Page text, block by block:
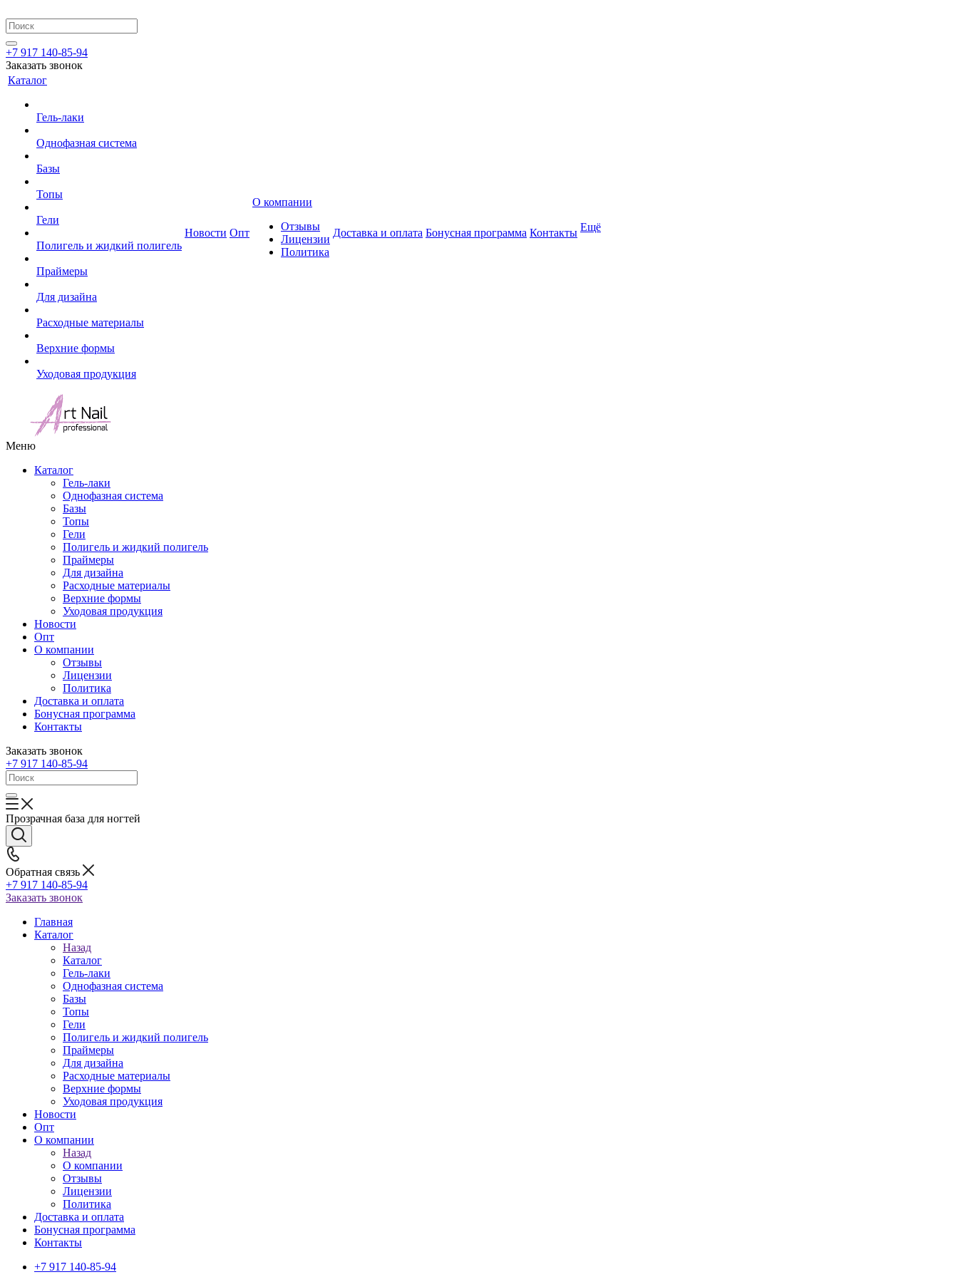
+7 917 140-85-94
Заказать звонок
Каталог
Гель-лаки
Однофазная система
Базы
Топы
Гели
Полигель и жидкий полигель
Праймеры
Для дизайна
Расходные материалы
Верхние формы
Уходовая продукция
Новости Опт
О компании
Отзывы
Лицензии
Политика
Доставка и оплата Бонусная программа Контакты Ещё
Меню
Каталог
Гель-лаки
Однофазная система
Базы
Топы
Гели
Полигель и жидкий полигель
Праймеры
Для дизайна
Расходные материалы
Верхние формы
Уходовая продукция
Новости
Опт
О компании
Отзывы
Лицензии
Политика
Доставка и оплата
Бонусная программа
Контакты
Заказать звонок
+7 917 140-85-94
Прозрачная база для ногтей
Обратная связь
+7 917 140-85-94
Заказать звонок
Главная
Каталог
Назад
Каталог
Гель-лаки
Однофазная система
Базы
Топы
Гели
Полигель и жидкий полигель
Праймеры
Для дизайна
Расходные материалы
Верхние формы
Уходовая продукция
Новости
Опт
О компании
Назад
О компании
Отзывы
Лицензии
Политика
Доставка и оплата
Бонусная программа
Контакты
+7 917 140-85-94